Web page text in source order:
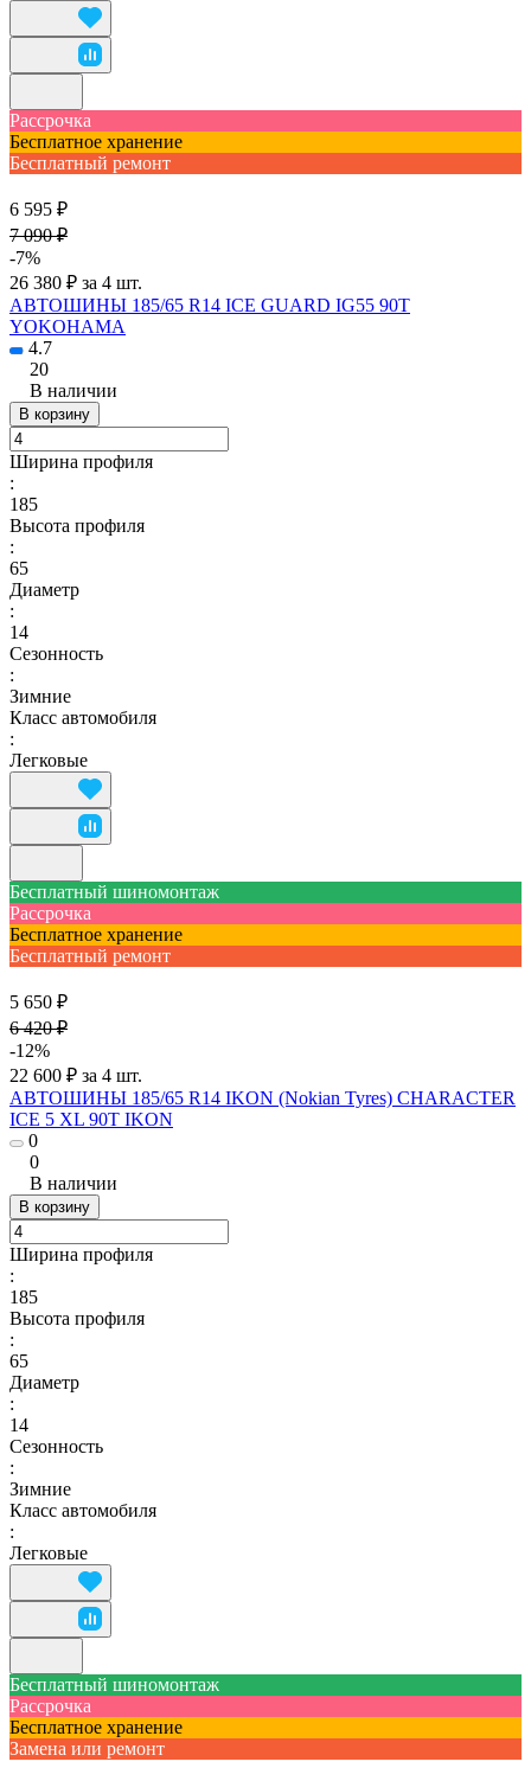
Рассрочка
Бесплатное хранение
Бесплатный ремонт
6 595 ₽
7 090 ₽
-7%
26 380 ₽ за 4 шт.
АВТОШИНЫ 185/65 R14 ICE GUARD IG55 90T
YOKOHAMA
4.7
20
В наличии
В корзину
Ширина профиля
:
185
Высота профиля
:
65
Диаметр
:
14
Сезонность
:
Зимние
Класс автомобиля
:
Легковые
Бесплатный шиномонтаж
Рассрочка
Бесплатное хранение
Бесплатный ремонт
5 650 ₽
6 420 ₽
-12%
22 600 ₽ за 4 шт.
АВТОШИНЫ 185/65 R14 IKON (Nokian Tyres) CHARACTER
ICE 5 XL 90T IKON
0
0
В наличии
В корзину
Ширина профиля
:
185
Высота профиля
:
65
Диаметр
:
14
Сезонность
:
Зимние
Класс автомобиля
:
Легковые
Бесплатный шиномонтаж
Рассрочка
Бесплатное хранение
Замена или ремонт